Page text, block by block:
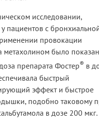
исследовании,
пациентов с
провокации
метахолином было
препарата Фостер® в
быстрый
эффект и быстрое
подобно таковому
в дозе 200 мкг.